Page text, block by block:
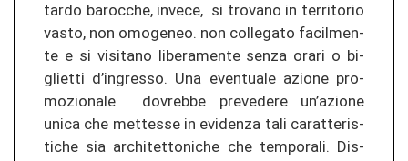
tardo ba­r­oc­che, in­ve­ce, si tro­va­no in ter­ri­to­rio
vasto, non omo­ge­neo. non col­le­ga­to fa­cil­men­
te e si vi­si­ta­no li­be­ra­men­te senza orari o bi­
gliet­ti d’in­gres­so. Una even­tua­le azio­ne pro­
mo­zio­na­le do­vreb­be pre­ve­de­re un’azio­ne
unica che mett­es­se in evi­den­za tali ca­r­at­ter­is­
ti­che sia ar­chi­tet­to­ni­che che tem­po­ra­li. Dis­